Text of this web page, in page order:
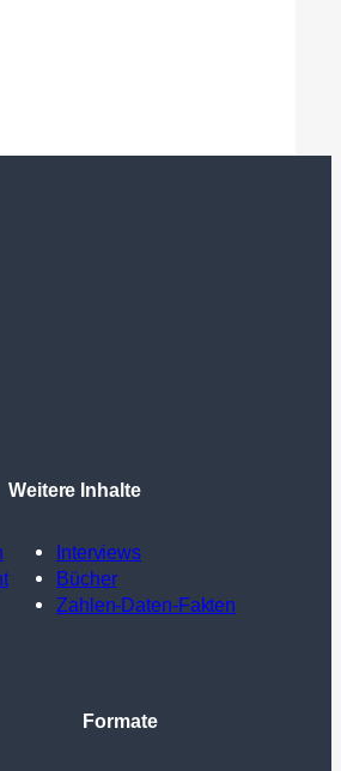
Weitere Inhalte
Interviews
Bücher
Zahlen-Daten-Fakten
Formate